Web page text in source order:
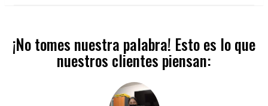
¡No tomes nuestra palabra! Esto es lo que
nuestros clientes piensan: